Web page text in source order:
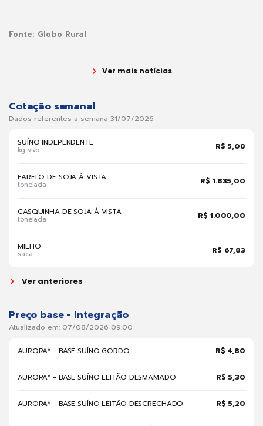
Fonte: Globo Rural
Ver mais notícias
Cotação semanal
Dados referentes a semana 31/07/2026
SUÍNO INDEPENDENTE
kg vivo R$ 5,08
FARELO DE SOJA À VISTA
tonelada R$ 1.835,00
CASQUINHA DE SOJA À VISTA
tonelada R$ 1.000,00
MILHO
saca R$ 67,83
Ver anteriores
Preço base - Integração
Atualizado em: 07/08/2026 09:00
AURORA* - BASE SUÍNO GORDO R$ 4,80
AURORA* - BASE SUÍNO LEITÃO DESMAMADO R$ 5,30
AURORA* - BASE SUÍNO LEITÃO DESCRECHADO R$ 5,20